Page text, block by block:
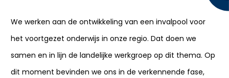
We werken aan de ontwikkeling van een invalpool voor
het voortgezet onderwijs in onze regio. Dat doen we
samen en in lijn de landelijke werkgroep op dit thema. Op
dit moment bevinden we ons in de verkennende fase,